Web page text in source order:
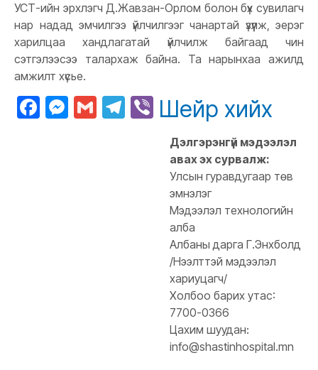
УСТ-ийн эрхлэгч Д.Жавзан-Орлом болон бүх сувилагч
нар надад эмчилгээ үйлчилгээг чанартай үзүүлж, эерэг
харилцаа хандлагатай үйлчилж байгаад чин
сэтгэлээсээ талархаж байна. Та нарынхаа ажилд
амжилт хүсье.
Facebook
Messenger
GmailTelegram
Viber
Шейр хийх
Дэлгэрэнгүй мэдээлэл
авах эх сурвалж:
Улсын гуравдугаар төв
эмнэлэг
Мэдээлэл технологийн
алба
Албаны дарга Г.Энхболд
/Нээлттэй мэдээлэл
хариуцагч/
Холбоо барих утас:
7700-0366
Цахим шуудан:
info@shastinhospital.mn